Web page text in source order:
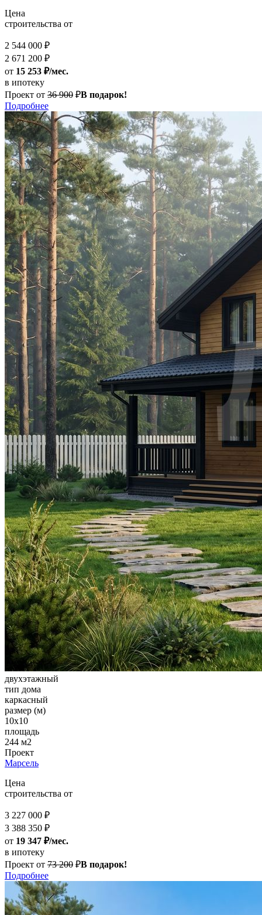
Цена
строительства от
2 544 000 ₽
2 671 200 ₽
от 15 253 ₽/мес.
в ипотеку
Проект от 36 900 ₽В подарок!
Подробнее
двухэтажный
тип дома
каркасный
размер (м)
10х10
площадь
244 м2
Проект
Марсель
Цена
строительства от
3 227 000 ₽
3 388 350 ₽
от 19 347 ₽/мес.
в ипотеку
Проект от 73 200 ₽В подарок!
Подробнее